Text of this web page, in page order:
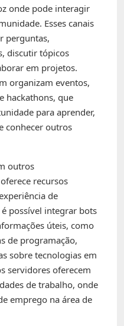
onde pode interagir
Esses canais
perguntas,
discutir tópicos
em projetos.
organizam eventos,
hackathons, que
para aprender,
conhecer outros
outros
recursos
de
possível integrar bots
úteis, como
de programação,
sobre tecnologias em
servidores oferecem
de trabalho, onde
emprego na área de